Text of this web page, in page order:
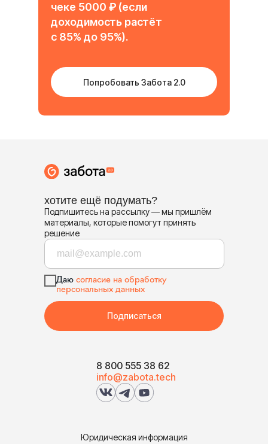
чеке 5000 ₽ (если
доходимость растёт
с 85% до 95%).
Попробовать Забота 2.0
Юридическая информация
8 800 555 38 62
info@zabota.tech
хотите ещё подумать?
Подпишитесь на рассылку — мы пришлём
материалы, которые помогут принять
решение
Даю согласие на обработку
персональных данных
Подписаться